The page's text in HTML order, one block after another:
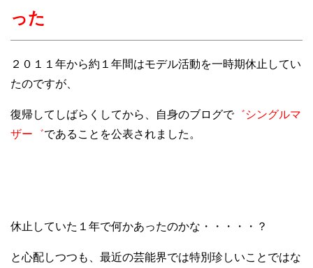
った
２０１１年から約１年間はモデル活動を一時期休止してい
たのですが、
復帰してしばらくしてから、自身のブログで゛シングルマ
ザー゛であることを公表されました。
休止していた１年で何かあったのかな・・・・・？
と心配しつつも、最近の芸能界では特別珍しいことではな